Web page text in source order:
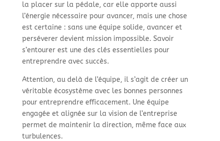
la placer sur la pédale, car elle apporte aussi
l’énergie nécessaire pour avancer, mais une chose
est certaine : sans une équipe solide, avancer et
perséverer devient mission impossible. Savoir
s’entourer est une des clés essentielles pour
entreprendre avec succès.
Attention, au delà de l’équipe, il s’agit de créer un
véritable écosystème avec les bonnes personnes
pour entreprendre efficacement. Une équipe
engagée et alignée sur la vision de l’entreprise
permet de maintenir la direction, même face aux
turbulences.